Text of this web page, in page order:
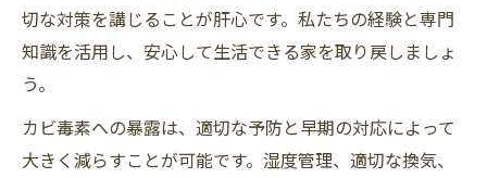
切な対策を講じることが肝心です。私たちの経験と専門
知識を活用し、安心して生活できる家を取り戻しましょ
う。
カビ毒素への暴露は、適切な予防と早期の対応によって
大きく減らすことが可能です。湿度管理、適切な換気、